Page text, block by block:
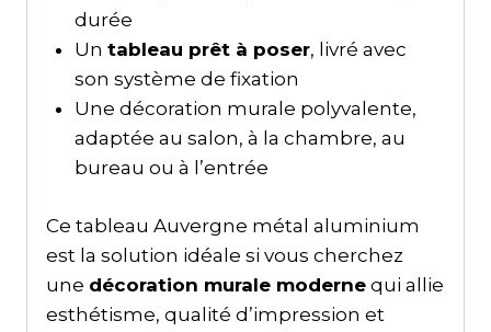
durée
Un tableau prêt à poser, livré avec
son système de fixation
Une décoration murale polyvalente,
adaptée au salon, à la chambre, au
bureau ou à l’entrée
Ce tableau Auvergne métal aluminium
est la solution idéale si vous cherchez
une décoration murale moderne qui allie
esthétisme, qualité d’impression et